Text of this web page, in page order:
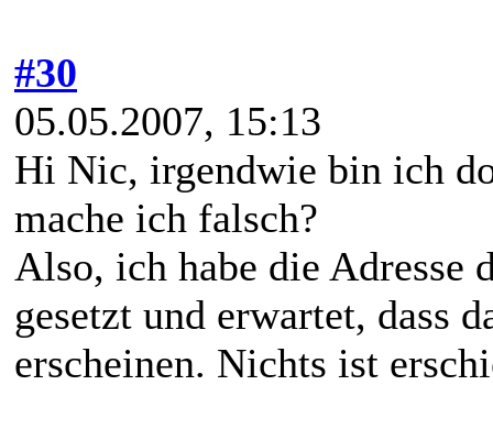
#30
05.05.2007, 15:13
Hi Nic, irgendwie bin ich
mache ich falsch?
Also, ich habe die
gesetzt und erwartet, dass
erscheinen. Nichts ist